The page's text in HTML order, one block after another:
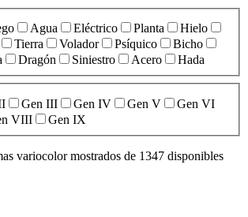
Agua Eléctrico Planta
Hielo
Tierra Volador Psíquico
Bicho
Dragón Siniestro Acero
Hada
Gen III Gen IV Gen V
Gen VI
VIII Gen IX
variocolor mostrados de 1347 disponibles